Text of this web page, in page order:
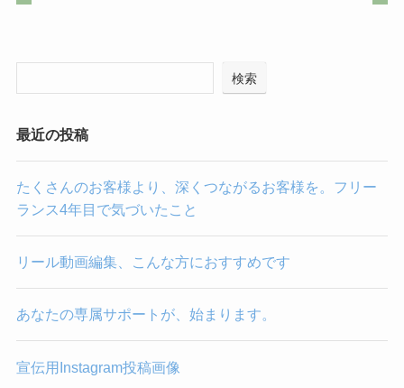
検索
最近の投稿
たくさんのお客様より、深くつながるお客様を。フリー
ランス4年目で気づいたこと
リール動画編集、こんな方におすすめです
あなたの専属サポートが、始まります。
宣伝用Instagram投稿画像